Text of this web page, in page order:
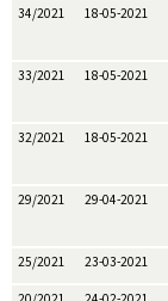
34/2021 18-05-2021
33/2021 18-05-2021
32/2021 18-05-2021
29/2021 29-04-2021
25/2021 23-03-2021